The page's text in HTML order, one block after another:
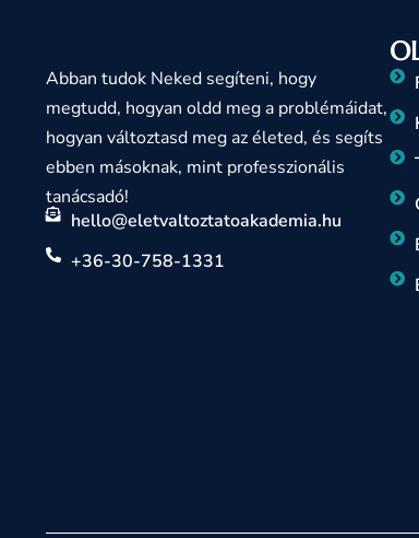
Abban tudok Neked segíteni, hogy
megtudd, hogyan oldd meg a problémáidat,
hogyan változtasd meg az életed, és segíts
ebben másoknak, mint professzionális
tanácsadó!
hello@eletvaltoztatoakademia.hu
+36-30-758-1331